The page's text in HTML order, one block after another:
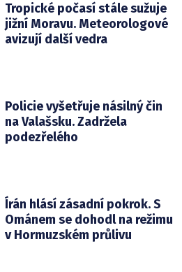
Tropické počasí stále sužuje
jižní Moravu. Meteorologové
avizují další vedra
Policie vyšetřuje násilný čin
na Valašsku. Zadržela
podezřelého
Írán hlásí zásadní pokrok. S
Ománem se dohodl na režimu
v Hormuzském průlivu